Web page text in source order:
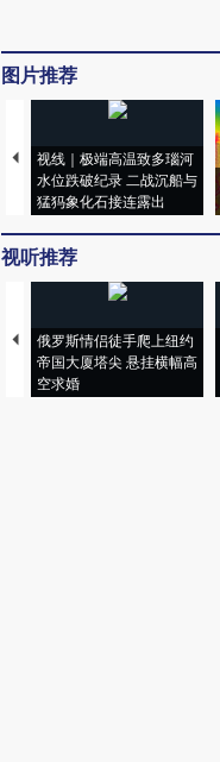
图片推荐
视线｜极端高温致多瑙河
水位跌破纪录 二战沉船与
猛犸象化石接连露出
视听推荐
俄罗斯情侣徒手爬上纽约
帝国大厦塔尖 悬挂横幅高
空求婚